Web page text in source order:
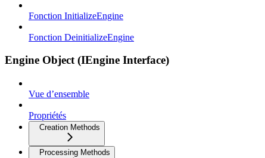
Fonction InitializeEngine
Fonction DeinitializeEngine
Engine Object (IEngine Interface)
Vue d’ensemble
Propriétés
Creation Methods
Processing Methods